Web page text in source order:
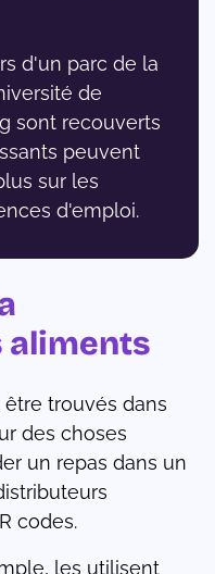
d'un parc de la
de
sont recouverts
peuvent
sur les
d'emploi.
aliments
trouvés dans
des choses
un repas dans un
codes.
les utilisent